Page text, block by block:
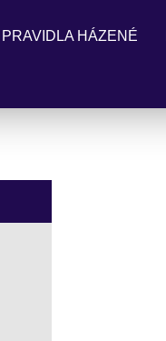
PRAVIDLA HÁZENÉ